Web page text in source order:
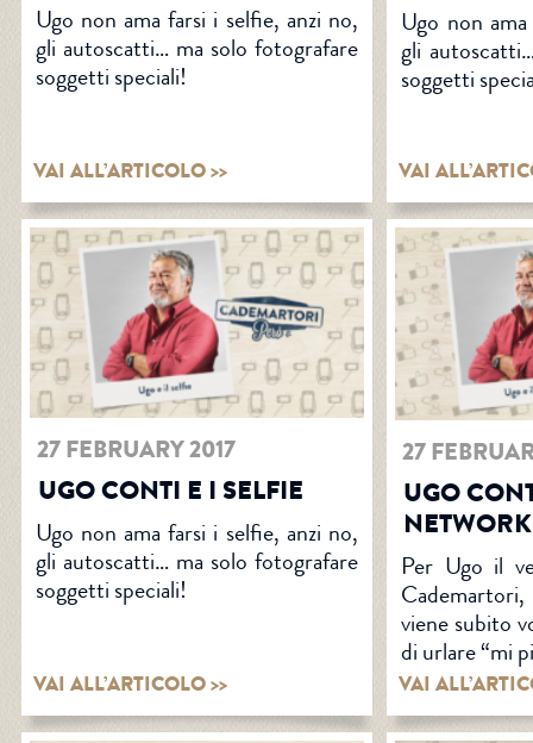
Ugo non ama farsi i selfie, anzi no,
gli autoscatti… ma solo fotografare
soggetti speciali!
VAI ALL’ARTICOLO >>
Ugo non
gli
soggetti
VAI
27 FEBRUARY 2017
UGO CONTI E I SELFIE
Ugo non ama farsi i selfie, anzi no,
gli autoscatti… ma solo fotografare
soggetti speciali!
VAI ALL’ARTICOLO >>
27
UGO
NETWORK
Per Ugo il
viene subito
di urlare “mi
VAI